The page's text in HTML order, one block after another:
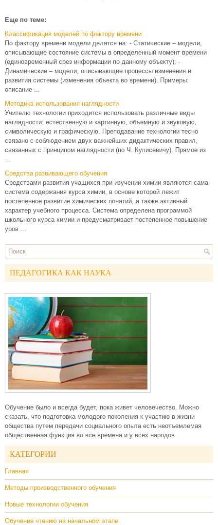
Еще по теме:
Классификация моделей по фактору времени
По фактору времени модели делятся на: - Статические – модели,
описывающие состояние системы в определенный момент времени
(единовременный срез информации по данному объекту); -
Динамические – модели, описывающие процессы изменения и
развития системы (изменения объекта во времени). Примеры:
описание ...
Методика использования наглядности
Учителю технологии приходится использовать различные виды
наглядности: естественную и картинную, объемную и звуковую,
символическую и графическую. Преподавание технологии тесно
связано с соблюдением двух важнейших дидактических правил,
связанных с принципом наглядности (по Ч. Куписевичу). Прямое из
...
Средства развивающего обучения
Средствами развития учащихся при изучении химии являются сама
система содержания курса химии, в основе которой лежит
постепенное развитие химических понятий, а также активный
характер учебного процесса. Система определена программой
школьного курса химии и предусматривает постепенное повышение
уров ...
ПЕДАГОГИКА КАК НАУКА
Обучение было и всегда будет, пока живет человечество. Можно
сказать, что подготовка молодого поколения к участию в жизни
общества путем передачи социального опыта есть неотъемлемая
общественная функция во все времена и у всех народов.
КАТЕГОРИИ
Главная
Методы производственного обучения
Новые технологии обучения
Обучение чтению на начальном этапе